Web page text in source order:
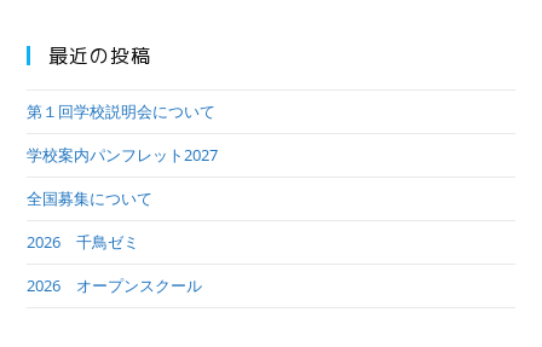
最近の投稿
第１回学校説明会について
学校案内パンフレット2027
全国募集について
2026 千鳥ゼミ
2026 オープンスクール